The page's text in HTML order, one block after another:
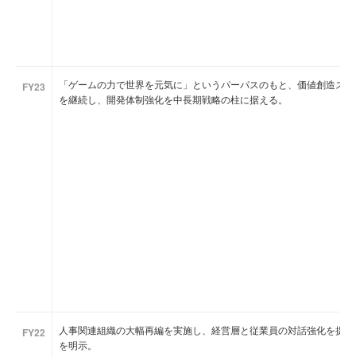
FY23
「ゲームの力で世界を元気に」というパーパスのもと、価値創造ス
を継続し、開発体制強化を中長期戦略の柱に据える。
FY22
人事関連組織の大幅再編を実施し、経営層と従業員の対話強化を提
を明示。